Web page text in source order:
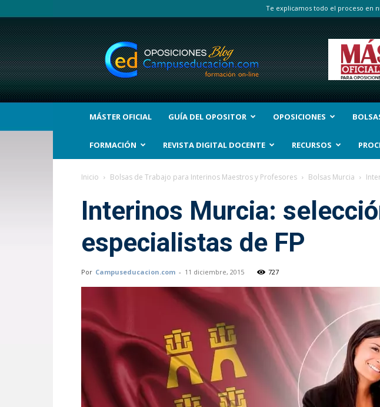
Te explicamos todo el proceso en
BLOG
Noticias
Oposiciones
y
bolsas
Trabajo
Interinos.
MÁSTER OFICIAL GUÍA DEL OPOSITOR OPOSICIONES
FORMACIÓN REVISTA DIGITAL DOCENTE RECURSOS
Inicio Bolsas de Trabajo para Interinos Maestros y Profesores Bolsas Murcia
Interinos Murcia:
especialistas de FP
Por Campuseducacion.com - 11 diciembre, 2015 727